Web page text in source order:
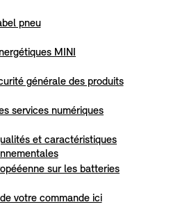
pneu
MINI
générale des produits
services numériques
et caractéristiques
sur les batteries
votre commande ici